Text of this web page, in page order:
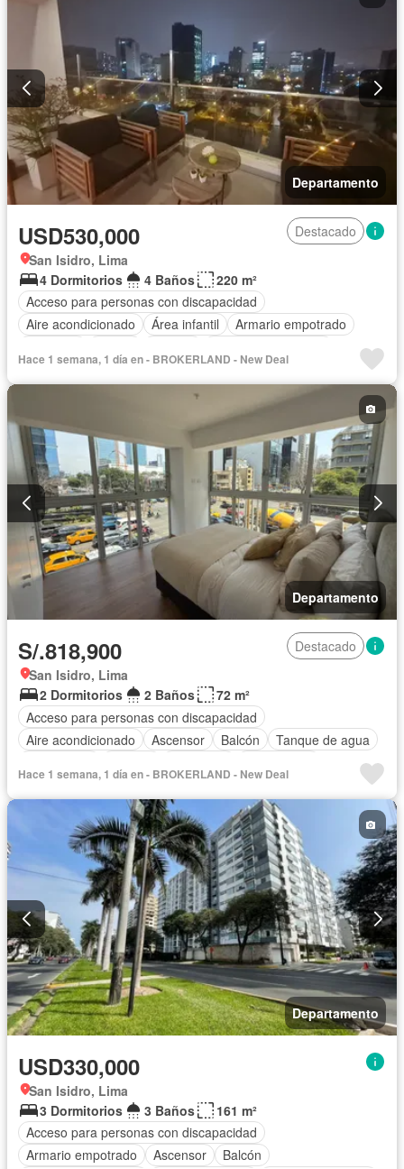
Departamento
USD530,000
Destacado
San Isidro, Lima
4 Dormitorios
4 Baños
220 m²
Acceso para personas con discapacidad
Aire acondicionado
Área infantil
Armario empotrado
Tanque de agua
Cocina equipada
Cuarto de servicio
Gimnasio
Jacuzzi
Vigilante Sauna
Seguridad
Terraza
Vista panorámica Sin amoblar
Hace 1 semana, 1 día en - BROKERLAND - New Deal
Departamento
S/.818,900
Destacado
San Isidro, Lima
2 Dormitorios
2 Baños
72 m²
Acceso para personas con discapacidad
Aire acondicionado
Ascensor Balcón
Tanque de agua
Hace 1 semana, 1 día en - BROKERLAND - New Deal
Departamento
USD330,000
San Isidro, Lima
3 Dormitorios
3 Baños
161 m²
Acceso para personas con discapacidad
Armario empotrado
Ascensor
Balcón